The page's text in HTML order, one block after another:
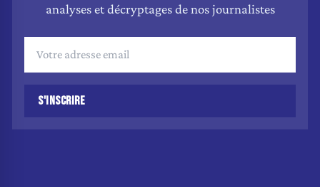
analyses et décryptages de nos journalistes
S'INSCRIRE